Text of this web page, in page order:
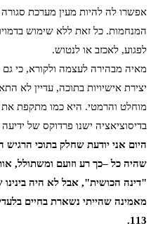
אפשרו לה להיות מעין מערכת
המנחמות. כל זאת ללא שימוש
לפגוע, לאכזב או לנטוש.
מאיה מבהירה לעצמה ולקורא, כי גם
יצירת אישיויות בתוכה, עדיין לא
מוחלט והרמטי. היא כמו מתקפת
בדיסוציאציה ישנו פרדוקס של ידיעה
היום אני יודעת שחלק בתוכי
שהיה כל –כך רע וזועם ומשתולל,
"דינה הכושית", אבל לא היה
מאמינה שהייתי נשארת בחיים
113.